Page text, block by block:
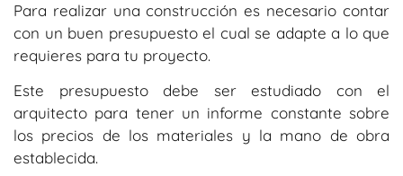
Para realizar una construcción es necesario contar
con un buen presupuesto el cual se adapte a lo que
requieres para tu proyecto.
Este presupuesto debe ser estudiado con el
arquitecto para tener un informe constante sobre
los precios de los materiales y la mano de obra
establecida.